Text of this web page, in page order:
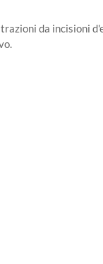
da incisioni